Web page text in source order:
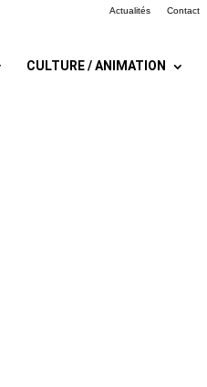
Actualités Contact
CULTURE / ANIMATION